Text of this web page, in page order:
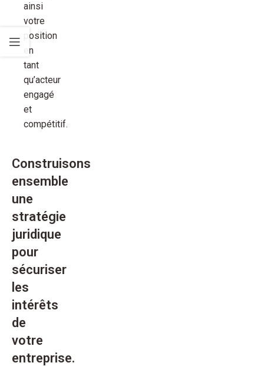
ainsi
votre
position
en
tant
qu’acteur
engagé
et
compétitif.
Construisons
ensemble
une
stratégie
juridique
pour
sécuriser
les
intérêts
de
votre
entreprise.